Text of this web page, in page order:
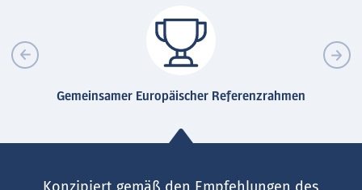
Gemeinsamer Europäischer Referenzrahmen